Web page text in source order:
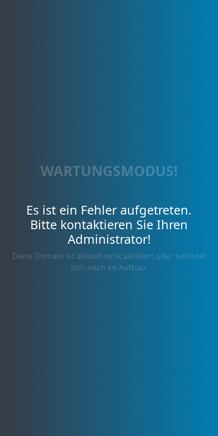
WARTUNGSMODUS!
Es ist ein Fehler aufgetreten.
Bitte kontaktieren Sie Ihren
Administrator!
Diese Domain ist aktuell nicht aktiviert oder befindet
sich noch im Aufbau.